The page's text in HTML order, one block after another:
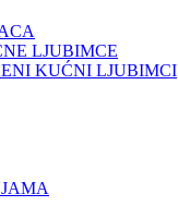
LJUBIMCE
KUĆNI LJUBIMCI